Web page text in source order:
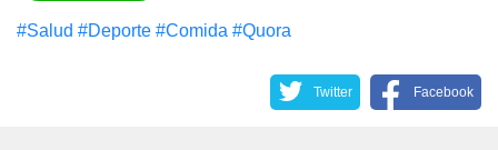
#Salud #Deporte #Comida #Quora
Twitter Facebook